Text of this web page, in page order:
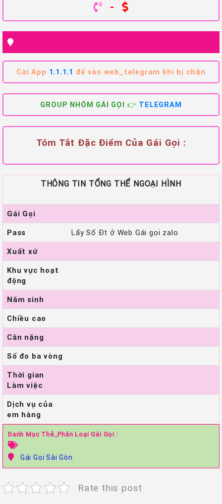
-
Cài App 1.1.1.1 để vào web_telegram khi bị chặn
GROUP NHÓM GÁI GỌI 👉 TELEGRAM
Tóm Tắt Đặc Điểm Của Gái Gọi :
THÔNG TIN TỔNG THỂ NGOẠI HÌNH
Gái Gọi
Pass
Lấy Số Đt ở Web Gái gọi zalo
Xuất xứ
Khu vực hoạt
động
Năm sinh
Chiều cao
Cân nặng
Số đo ba vòng
Thời gian
Làm việc
Dịch vụ của
em hàng
Danh Mục Thẻ_Phân Loại Gái Gọi :
Gái Gọi Sài Gòn
Rate this post